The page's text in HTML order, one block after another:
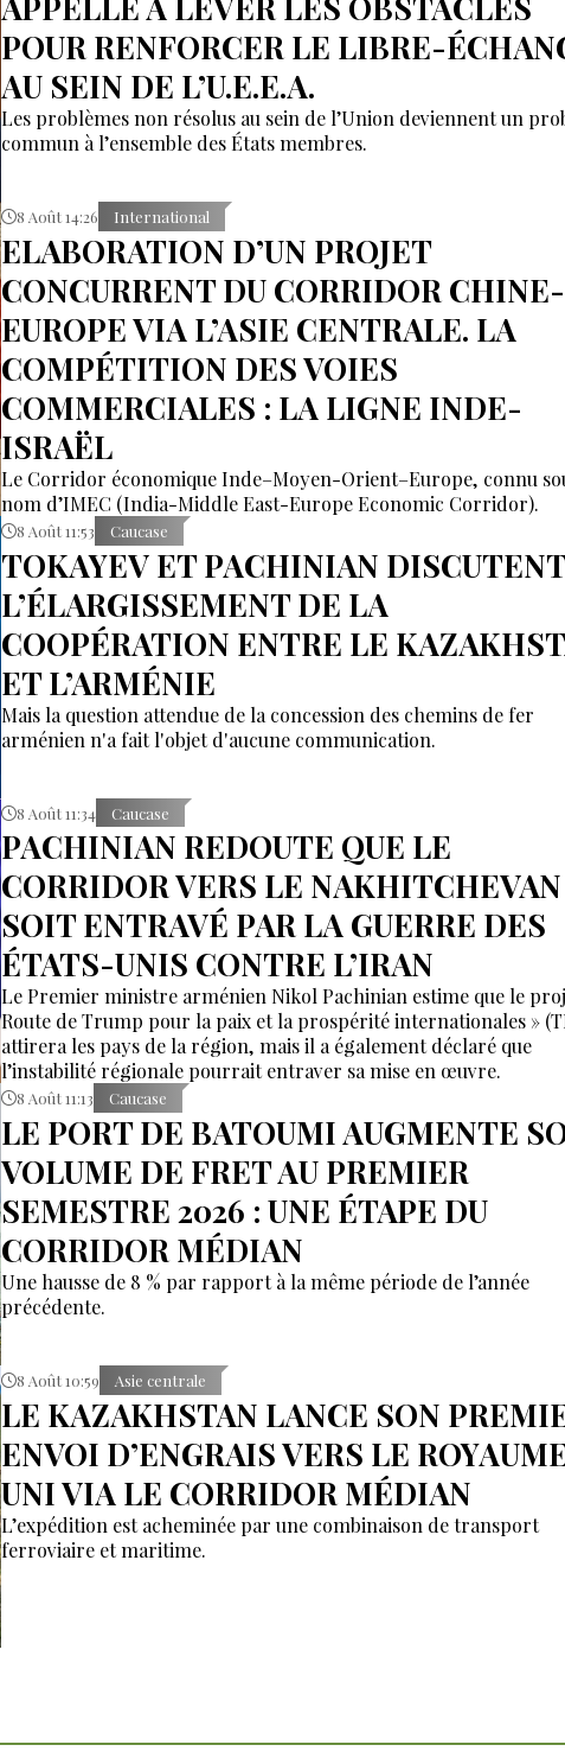
POUR RENFORCER LE LIBRE-
AU SEIN DE L’U.E.E.A.
Les problèmes non résolus au sein de l’Union deviennent un
commun à l’ensemble des États membres.
8 Août 14:26 International
ELABORATION D’UN PROJET
CONCURRENT DU CORRIDOR CHINE-
EUROPE VIA L’ASIE CENTRALE. LA
COMPÉTITION DES VOIES
COMMERCIALES : LA LIGNE INDE-
ISRAËL
Le Corridor économique Inde–Moyen-Orient–Europe, connu
nom d’IMEC (India-Middle East-Europe Economic Corridor).
8 Août 11:53 Caucase
TOKAYEV ET PACHINIAN
L’ÉLARGISSEMENT DE LA
COOPÉRATION ENTRE LE
ET L’ARMÉNIE
Mais la question attendue de la concession des chemins de fer
arménien n'a fait l'objet d'aucune communication.
8 Août 11:34 Caucase
PACHINIAN REDOUTE QUE LE
CORRIDOR VERS LE
SOIT ENTRAVÉ PAR LA GUERRE DES
ÉTATS-UNIS CONTRE L’IRAN
Le Premier ministre arménien Nikol Pachinian estime que le
Route de Trump pour la paix et la prospérité internationales »
attirera les pays de la région, mais il a également déclaré que
l’instabilité régionale pourrait entraver sa mise en œuvre.
8 Août 11:13 Caucase
LE PORT DE BATOUMI AUGMENTE
VOLUME DE FRET AU PREMIER
SEMESTRE 2026 : UNE ÉTAPE DU
CORRIDOR MÉDIAN
Une hausse de 8 % par rapport à la même période de l’année
précédente.
8 Août 10:59 Asie centrale
LE KAZAKHSTAN LANCE SON
ENVOI D’ENGRAIS VERS LE
UNI VIA LE CORRIDOR MÉDIAN
L’expédition est acheminée par une combinaison de transport
ferroviaire et maritime.